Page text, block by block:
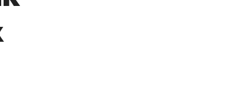
росте цен, дотошных